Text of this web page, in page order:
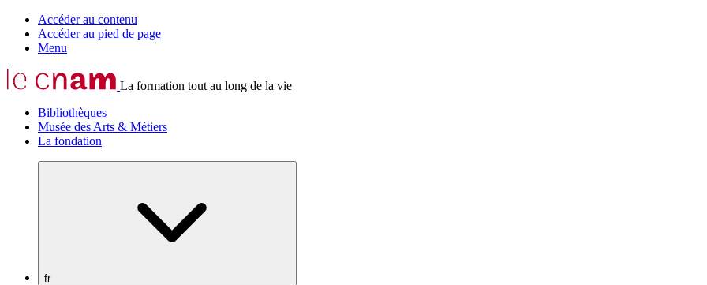
Accéder au contenu
Accéder au pied de page
Menu
La formation tout au long de la vie
Bibliothèques
Musée des Arts & Métiers
La fondation
fr